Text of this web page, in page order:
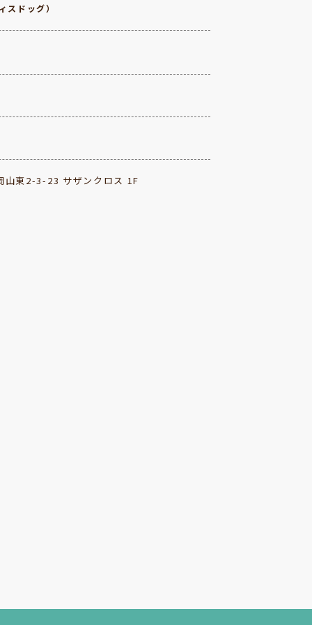
スドッグ）
山東2-3-23 サザンクロス 1F